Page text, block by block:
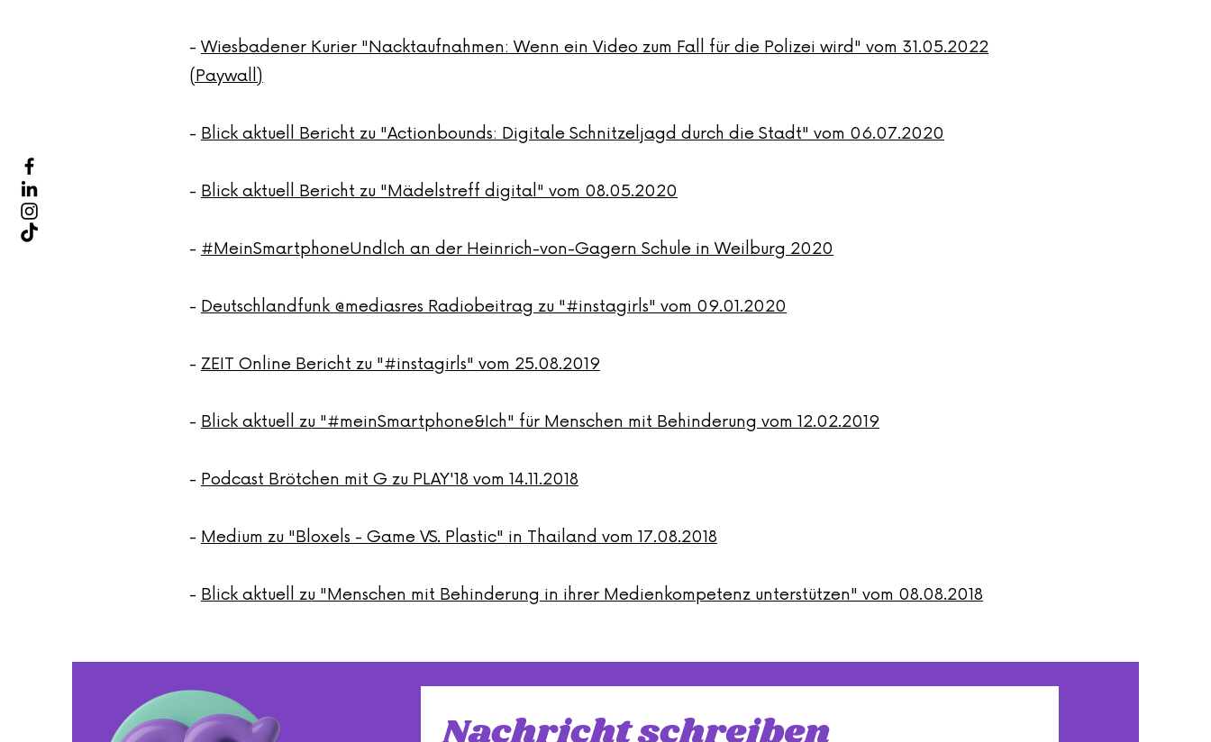
- Wiesbadener Kurier "Nacktaufnahmen: Wenn ein Video zum Fall für die Polizei wird" vom 31.05.2022
(Paywall)
- Blick aktuell Bericht zu "Actionbounds: Digitale Schnitzeljagd durch die Stadt" vom 06.07.2020
- Blick aktuell Bericht zu "Mädelstreff digital" vom 08.05.2020
- #MeinSmartphoneUndIch an der Heinrich-von-Gagern Schule in Weilburg 2020
- Deutschlandfunk @mediasres Radiobeitrag zu "#instagirls" vom 09.01.2020
- ZEIT Online Bericht zu "#instagirls" vom 25.08.2019
- Blick aktuell zu "#meinSmartphone&Ich" für Menschen mit Behinderung vom 12.02.2019
- Podcast Brötchen mit G zu PLAY'18 vom 14.11.2018
- Medium zu "Bloxels - Game VS. Plastic" in Thailand vom 17.08.2018
- Blick aktuell zu "Menschen mit Behinderung in ihrer Medienkompetenz unterstützen" vom 08.08.2018
Nachricht schreiben